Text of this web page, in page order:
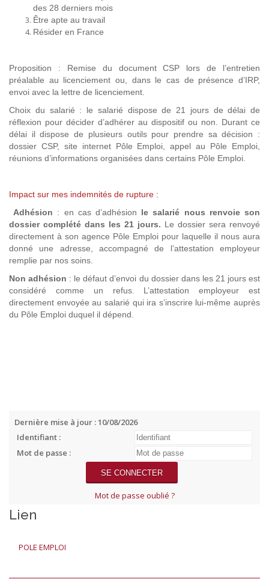
des 28 derniers mois
Être apte au travail
Résider en France
Proposition : Remise du document CSP lors de l’entretien
préalable au licenciement ou, dans le cas de présence d’IRP,
envoi avec la lettre de licenciement.
Choix du salarié : le salarié dispose de 21 jours de délai de
réflexion pour décider d’adhérer au dispositif ou non. Durant ce
délai il dispose de plusieurs outils pour prendre sa décision :
dossier CSP, site internet Pôle Emploi, appel au Pôle Emploi,
réunions d’informations organisées dans certains Pôle Emploi.
Impact sur mes indemnités de rupture :
Adhésion : en cas d’adhésion le salarié nous renvoie son
dossier complété dans les 21 jours. Le dossier sera renvoyé
directement à son agence Pôle Emploi pour laquelle il nous aura
donné une adresse, accompagné de l’attestation employeur
remplie par nos soins.
Non adhésion : le défaut d’envoi du dossier dans les 21 jours est
considéré comme un refus. L’attestation employeur est
directement envoyée au salarié qui ira s’inscrire lui-même auprès
du Pôle Emploi duquel il dépend.
Dernière mise à jour : 10/08/2026
Identifiant :
Mot de passe :
Mot de passe oublié ?
Lien
POLE EMPLOI